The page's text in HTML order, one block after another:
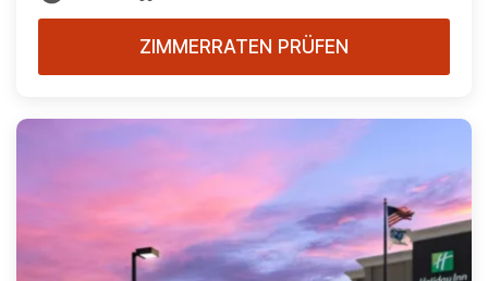
ZIMMERRATEN PRÜFEN